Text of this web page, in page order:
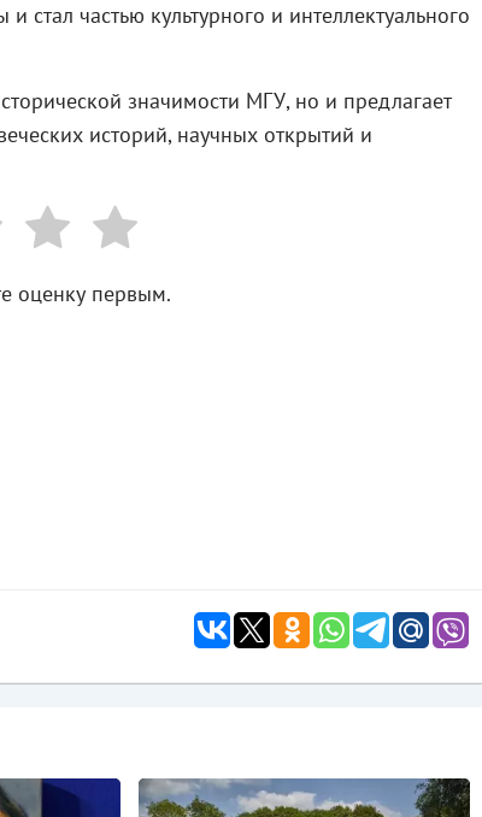
стал частью культурного и интеллектуального
значимости МГУ, но и предлагает
историй, научных открытий и
оценку первым.